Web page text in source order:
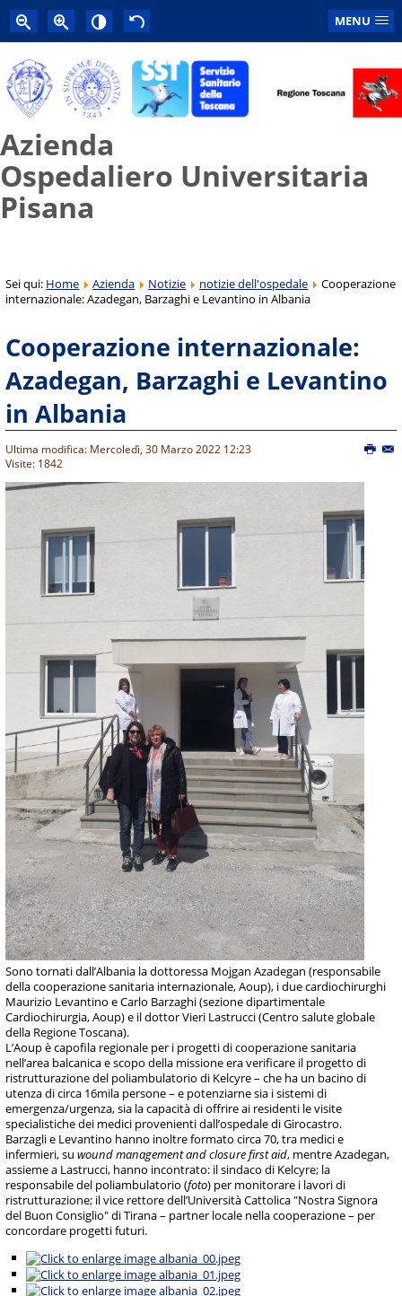
MENU
Azienda
Ospedaliero Universitaria
Pisana
Sei qui: Home Azienda Notizie notizie dell'ospedale
Cooperazione
internazionale: Azadegan, Barzaghi e Levantino in Albania
Cooperazione internazionale:
Azadegan, Barzaghi e Levantino
in Albania
Ultima modifica: Mercoledì, 30 Marzo 2022 12:23
Visite: 1842
Sono tornati dall’Albania la dottoressa Mojgan Azadegan (responsabile
della cooperazione sanitaria internazionale, Aoup), i due cardiochirurghi
Maurizio Levantino e Carlo Barzaghi (sezione dipartimentale
Cardiochirurgia, Aoup) e il dottor Vieri Lastrucci (Centro salute globale
della Regione Toscana).
L’Aoup è capofila regionale per i progetti di cooperazione sanitaria
nell’area balcanica e scopo della missione era verificare il progetto di
ristrutturazione del poliambulatorio di Kelcyre – che ha un bacino di
utenza di circa 16mila persone – e potenziarne sia i sistemi di
emergenza/urgenza, sia la capacità di offrire ai residenti le visite
specialistiche dei medici provenienti dall’ospedale di Girocastro.
Barzagli e Levantino hanno inoltre formato circa 70, tra medici e
infermieri, suwound management and closure first aid, mentre Azadegan,
assieme a Lastrucci, hanno incontrato: il sindaco di Kelcyre; la
responsabile del poliambulatorio (foto) per monitorare i lavori di
ristrutturazione; il vice rettore dell’Università Cattolica "Nostra Signora
del Buon Consiglio" di Tirana – partner locale nella cooperazione – per
concordare progetti futuri.